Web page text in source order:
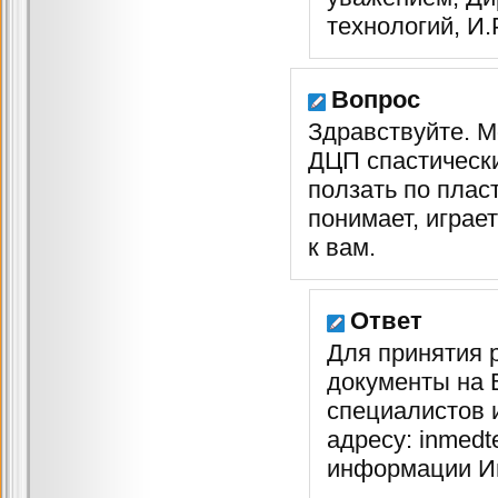
технологий,
Вопрос
Здравствуйте.
ДЦП
ползать по
понимает,
к вам.
Ответ
Для принятия
документы на
специалистов
адресу:
информации